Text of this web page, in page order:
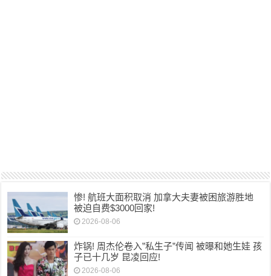
惨! 航班大面积取消 加拿大夫妻被困旅游胜地
被迫自费$3000回家!
2026-08-06
炸锅! 周杰伦卷入”私生子”传闻 被曝和她生娃 孩
子已十几岁 昆凌回应!
2026-08-06